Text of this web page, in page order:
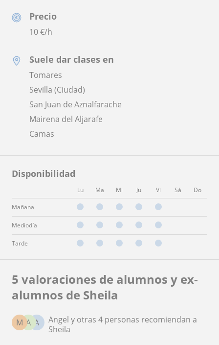
Precio
10€/h
Suele dar clases en
Tomares
Sevilla (Ciudad)
San Juan de Aznalfarache
Mairena del Aljarafe
Camas
Disponibilidad
Lu Ma Mi Ju Vi Sá Do
Mañana
Mediodía
Tarde
5 valoraciones de alumnos y ex-
alumnos de Sheila
A
A
M
Angel y otras 4 personas recomiendan a
Sheila